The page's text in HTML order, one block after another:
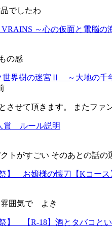
でしたわ
VRAINS ～心の仮面と電脳
の感
世界樹の迷宮Ⅱ ～大地の
させて頂きます。 またファ
賞 ルール説明
トがすごい そのあとの話
】 お嬢様の懐刀【Kコース
雰囲気で よき
】 【R-18】酒とタバコと